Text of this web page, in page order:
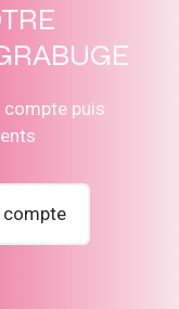
compte puis
compte